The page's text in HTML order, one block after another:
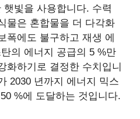
빛을 사용합니다. 수력
물은 혼합물을 더 다각화
폭에도 불구하고 재생 에
의 에너지 공급의 5 %만
화하기로 결정한 수치입니
2030 년까지 에너지 믹스
%에 도달하는 것입니다.